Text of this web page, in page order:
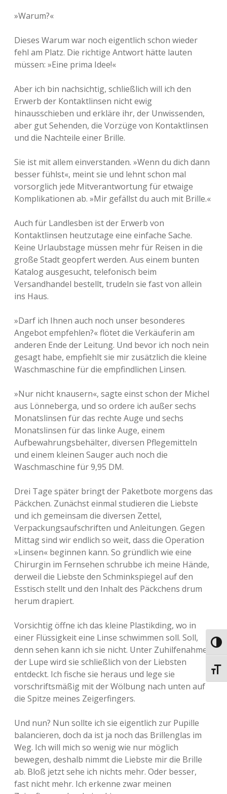
»Warum?«
Dieses Warum war noch eigentlich schon wieder
fehl am Platz. Die richtige Antwort hätte lauten
müssen: »Eine prima Idee!«
Aber ich bin nachsichtig, schließlich will ich den
Erwerb der Kontaktlinsen nicht ewig
hinausschieben und erkläre ihr, der Unwissenden,
aber gut Sehenden, die Vorzüge von Kontaktlinsen
und die Nachteile einer Brille.
Sie ist mit allem einverstanden. »Wenn du dich dann
besser fühlst«, meint sie und lehnt schon mal
vorsorglich jede Mitverantwortung für etwaige
Komplikationen ab. »Mir gefällst du auch mit Brille.«
Auch für Landlesben ist der Erwerb von
Kontaktlinsen heutzutage eine einfache Sache.
Keine Urlaubstage müssen mehr für Reisen in die
große Stadt geopfert werden. Aus einem bunten
Katalog ausgesucht, telefonisch beim
Versandhandel bestellt, trudeln sie fast von allein
ins Haus.
»Darf ich Ihnen auch noch unser besonderes
Angebot empfehlen?« flötet die Verkäuferin am
anderen Ende der Leitung. Und bevor ich noch nein
gesagt habe, empfiehlt sie mir zusätzlich die kleine
Waschmaschine für die empfindlichen Linsen.
»Nur nicht knausern«, sagte einst schon der Michel
aus Lönneberga, und so ordere ich außer sechs
Monatslinsen für das rechte Auge und sechs
Monatslinsen für das linke Auge, einem
Aufbewahrungsbehälter, diversen Pflegemitteln
und einem kleinen Sauger auch noch die
Waschmaschine für 9,95 DM.
Drei Tage später bringt der Paketbote morgens das
Päckchen. Zunächst einmal studieren die Liebste
und ich gemeinsam die diversen Zettel,
Verpackungsaufschriften und Anleitungen. Gegen
Mittag sind wir endlich so weit, dass die Operation
»Linsen« beginnen kann. So gründlich wie eine
Chirurgin im Fernsehen schrubbe ich meine Hände,
derweil die Liebste den Schminkspiegel auf den
Esstisch stellt und den Inhalt des Päckchens drum
herum drapiert.
Vorsichtig öffne ich das kleine Plastikding, wo in
einer Flüssigkeit eine Linse schwimmen soll. Soll,
denn sehen kann ich sie nicht. Unter Zuhilfenahme
der Lupe wird sie schließlich von der Liebsten
entdeckt. Ich fische sie heraus und lege sie
vorschriftsmäßig mit der Wölbung nach unten auf
die Spitze meines Zeigerfingers.
Und nun? Nun sollte ich sie eigentlich zur Pupille
balancieren, doch da ist ja noch das Brillenglas im
Weg. Ich will mich so wenig wie nur möglich
bewegen, deshalb nimmt die Liebste mir die Brille
ab. Bloß jetzt sehe ich nichts mehr. Oder besser,
fast nicht mehr. Ich erkenne zwar meinen